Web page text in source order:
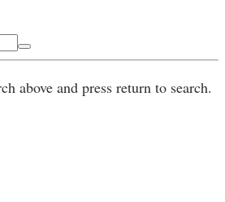
above and press return to search.